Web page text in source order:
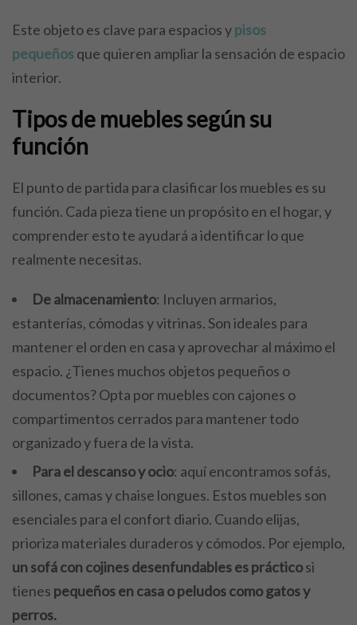
Este objeto es clave para espacios ypisos
pequeñosque quieren ampliar la sensación de espacio
interior.
Tipos de muebles según su
función
El punto de partida para clasificar los muebles es su
función. Cada pieza tiene un propósito en el hogar, y
comprender esto te ayudará a identificar lo que
realmente necesitas.
De almacenamiento: Incluyen armarios,
estanterías, cómodas y vitrinas. Son ideales para
mantener el orden en casa y aprovechar al máximo el
espacio. ¿Tienes muchos objetos pequeños o
documentos? Opta por muebles con cajones o
compartimentos cerrados para mantener todo
organizado y fuera de la vista.
Para el descanso y ocio: aquí encontramos sofás,
sillones, camas y chaise longues. Estos muebles son
esenciales para el confort diario. Cuando elijas,
prioriza materiales duraderos y cómodos. Por ejemplo,
un sofá con cojines desenfundables es prácticosi
tienes pequeños en casa o peludos como gatos y
perros.